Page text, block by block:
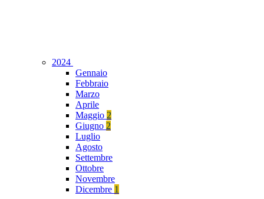
2024
Gennaio
Febbraio
Marzo
Aprile
Maggio 2
Giugno 2
Luglio
Agosto
Settembre
Ottobre
Novembre
Dicembre 1